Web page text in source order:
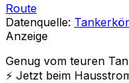
Route
Datenquelle:
Anzeige
Genug vom teuren
⚡️ Jetzt beim